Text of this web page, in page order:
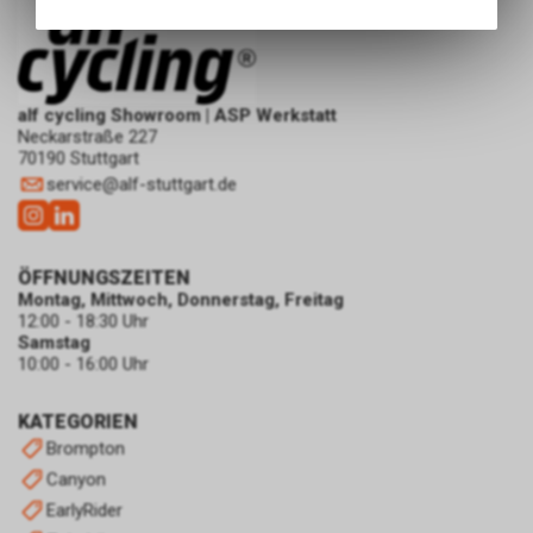
alf cycling Showroom | ASP Werkstatt
Neckarstraße 227
70190 Stuttgart
service@alf-stuttgart.de
KATEGORIEN
Brompton
Canyon
EarlyRider
ÖFFNUNGSZEITEN
Montag, Mittwoch, Donnerstag, Freitag
12:00 - 18:30 Uhr
Samstag
10:00 - 16:00 Uhr
ermöglichen. Bitte beachten Sie,
dass die gespeicherten Daten
keinerlei Rückschlüsse auf Ihre